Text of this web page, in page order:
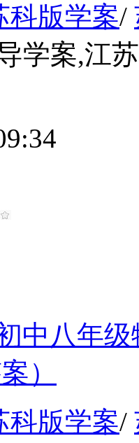
科版学案/
学案,江
中八年
）
科版学案/